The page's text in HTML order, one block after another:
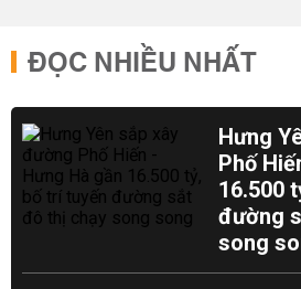
ĐỌC NHIỀU NHẤT
Hưng
Phố
16.500
đường
song